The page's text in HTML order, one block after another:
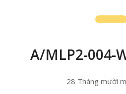
A/MLP2-004-
28 Tháng mười